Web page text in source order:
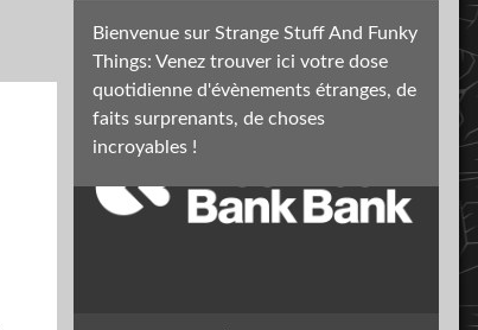
Bienvenue sur Strange Stuff And Funky
Things: Venez trouver ici votre dose
quotidienne d'évènements étranges, de
faits surprenants, de choses
incroyables !
Soutenez mon activité